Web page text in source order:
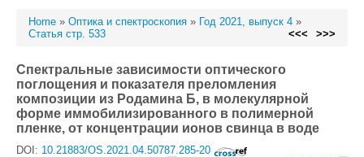
Home » Оптика и спектроскопия » Год 2021, выпуск 4 »
Статья стр. 533
<<< >>>
Спектральные зависимости оптического
поглощения и показателя преломления
композиции из Родамина Б, в молекулярной
форме иммобилизированного в полимерной
пленке, от концентрации ионов свинца в воде
DOI: 10.21883/OS.2021.04.50787.285-20